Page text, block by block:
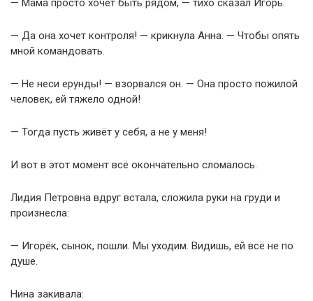
— Мама просто хочет быть рядом, — тихо сказал Игорь.
— Да она хочет контроля! — крикнула Анна. — Чтобы опять
мной командовать.
— Не неси ерунды! — взорвался он. — Она просто пожилой
человек, ей тяжело одной!
— Тогда пусть живёт у себя, а не у меня!
И вот в этот момент всё окончательно сломалось.
Лидия Петровна вдруг встала, сложила руки на груди и
произнесла:
— Игорёк, сынок, пошли. Мы уходим. Видишь, ей всё не по
душе.
Нина закивала: